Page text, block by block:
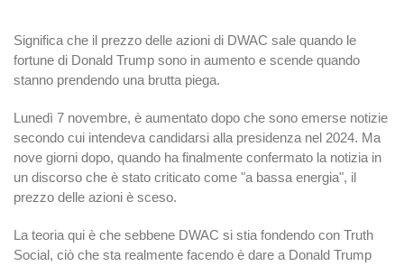
Significa che il prezzo delle azioni di DWAC sale quando le
fortune di Donald Trump sono in aumento e scende quando
stanno prendendo una brutta piega.
Lunedì 7 novembre, è aumentato dopo che sono emerse notizie
secondo cui intendeva candidarsi alla presidenza nel 2024. Ma
nove giorni dopo, quando ha finalmente confermato la notizia in
un discorso che è stato criticato come "a bassa energia", il
prezzo delle azioni è sceso.
La teoria qui è che sebbene DWAC si stia fondendo con Truth
Social, ciò che sta realmente facendo è dare a Donald Trump